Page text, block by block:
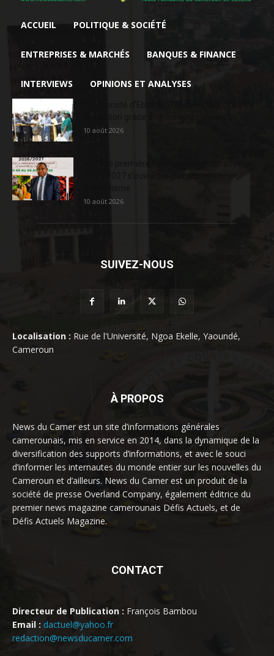
ACCUEIL POLITIQUE & SOCIÉTÉ
ENTREPRISES & MARCHÉS BANQUES & FINANCE
INTERVIEWS OPINIONS ET ANALYSES
10 août 2026
10 août 2026
SUIVEZ-NOUS
Localisation : Rue de l'Université, Ngoa Ekelle, Yaoundé,
Cameroun
À PROPOS
News du Camer est un site d’informations générales
camerounais, mis en service en 2014, dans la dynamique de la
diversification des supports d’informations, et avec le souci
d’informer les internautes du monde entier sur les nouvelles du
Cameroun et d’ailleurs. News du Camer est un produit de la
société de presse Overland Company, également éditrice du
premier news magazine camerounais Défis Actuels, et de
Défis Actuels Magazine.
CONTACT
Directeur de Publication : François Bambou
Email : dactuel@yahoo.fr
redaction@newsducamer.com